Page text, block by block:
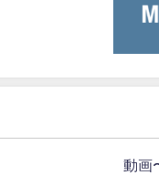
動画